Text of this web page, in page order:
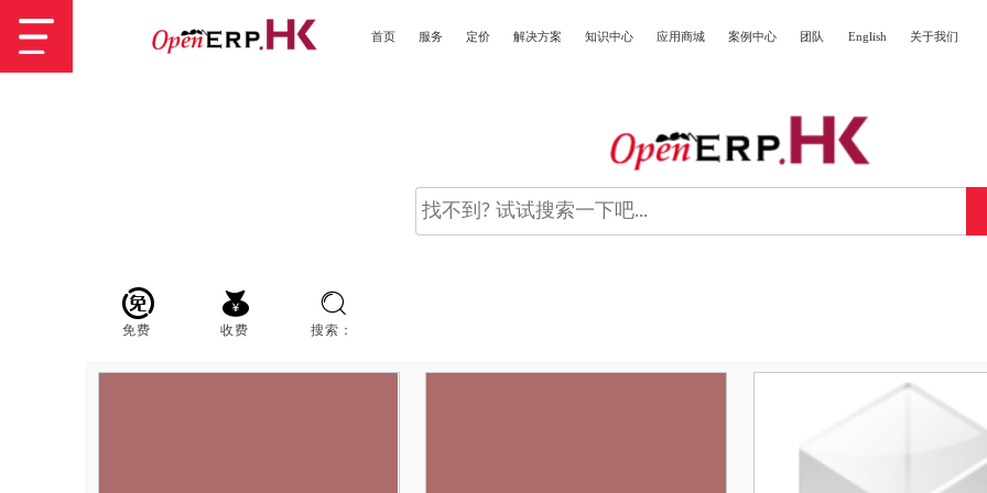
首页 服务 定价 解决方案 知识中心 应用商城 案例中心 团队 English 关于我们
免费 收费 搜索：